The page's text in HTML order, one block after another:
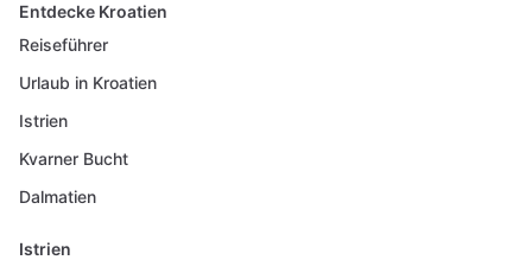
Entdecke Kroatien
Reiseführer
Urlaub in Kroatien
Istrien
Kvarner Bucht
Dalmatien
Istrien